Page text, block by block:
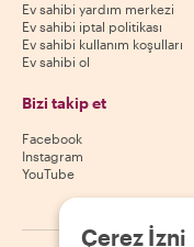
Ev sahibi yardım merkezi
Ev sahibi iptal politikası
Ev sahibi kullanım koşulları
Ev sahibi ol
Bizi takip et
Facebook
Instagram
YouTube
Çerez İzni